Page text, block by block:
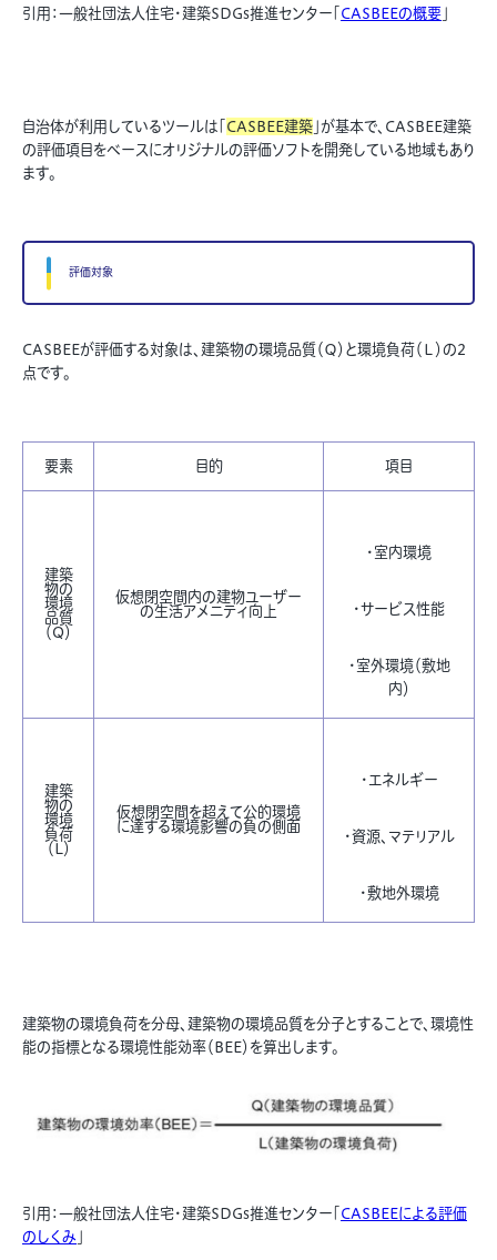
引用：一般社団法人住宅・建築SDGs推進センター「CASBEEの概要」
自治体が利用しているツールは「CASBEE建築」が基本で、CASBEE建築
の評価項目をベースにオリジナルの評価ソフトを開発している地域もあり
ます。
評価対象
CASBEEが評価する対象は、建築物の環境品質（Ｑ）と環境負荷（Ｌ）の2
点です。
要素 目的 項目
建築
物の
環境
品質
（Q）
仮想閉空間内の建物ユーザー
の生活アメニティ向上
・室内環境
・サービス性能
・室外環境（敷地
内）
建築
物の
環境
負荷
（L）
仮想閉空間を超えて公的環境
に達する環境影響の負の側面
・エネルギー
・資源、マテリアル
・敷地外環境
建築物の環境負荷を分母、建築物の環境品質を分子とすることで、環境性
能の指標となる環境性能効率（BEE）を算出します。
引用：一般社団法人住宅・建築SDGs推進センター「 CASBEEによる評価
のしくみ 」